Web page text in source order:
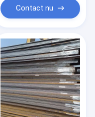
Contact nu